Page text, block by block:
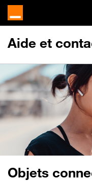
Aide et
Objets